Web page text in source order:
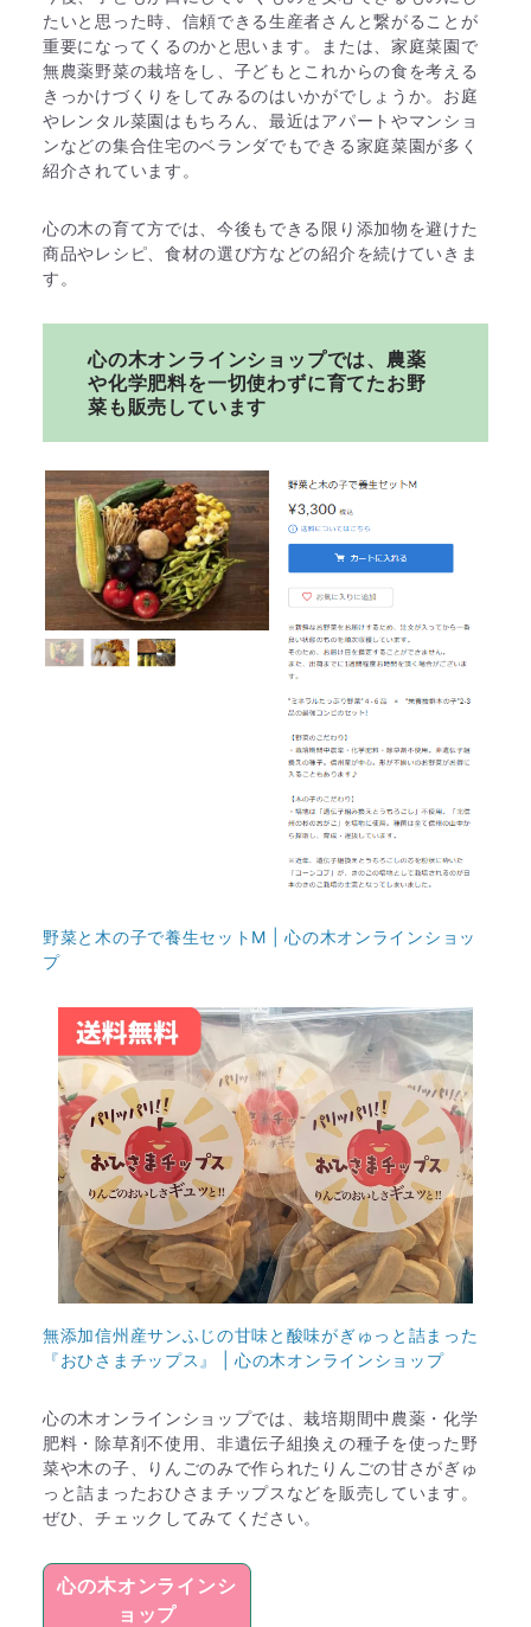
たいと思った時、信頼できる生産者さんと繋がることが
重要になってくるのかと思います。または、家庭菜園で
無農薬野菜の栽培をし、子どもとこれからの食を考える
きっかけづくりをしてみるのはいかがでしょうか。お庭
やレンタル菜園はもちろん、最近はアパートやマンショ
ンなどの集合住宅のベランダでもできる家庭菜園が多く
紹介されています。
心の木の育て方では、今後もできる限り添加物を避けた
商品やレシピ、食材の選び方などの紹介を続けていきま
す。
心の木オンラインショップでは、農薬
や化学肥料を一切使わずに育てたお野
菜も販売しています
野菜と木の子で養生セットM | 心の木オンラインショッ
プ
無添加信州産サンふじの甘味と酸味がぎゅっと詰まった
『おひさまチップス』 | 心の木オンラインショップ
心の木オンラインショップでは、栽培期間中農薬・化学
肥料・除草剤不使用、非遺伝子組換えの種子を使った野
菜や木の子、りんごのみで作られたりんごの甘さがぎゅ
っと詰まったおひさまチップスなどを販売しています。
ぜひ、チェックしてみてください。
心の木オンラインシ
ョップ